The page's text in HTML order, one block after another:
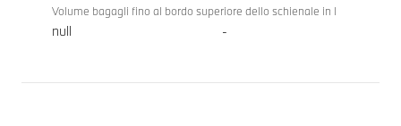
Volume bagagli fino al bordo superiore dello schienale in l
null -